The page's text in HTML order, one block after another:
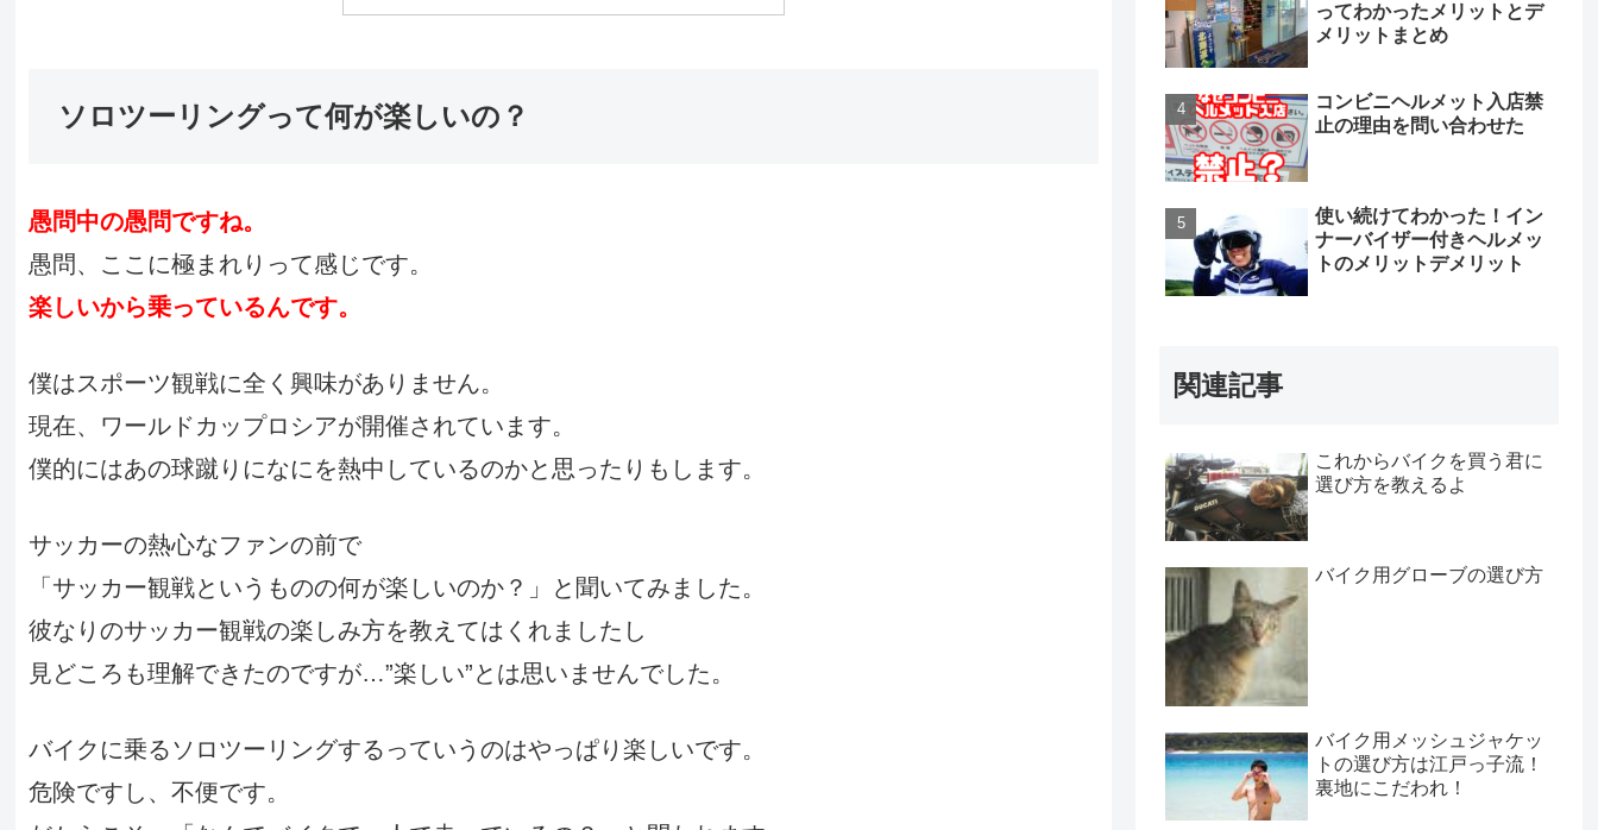
ソロツーリングって何が楽しいの？
愚問中の愚問ですね。
愚問、ここに極まれりって感じです。
楽しいから乗っているんです。
僕はスポーツ観戦に全く興味がありません。
現在、ワールドカップロシアが開催されています。
僕的にはあの球蹴りになにを熱中しているのかと思ったりもします。
サッカーの熱心なファンの前で
「サッカー観戦というものの何が楽しいのか？」と聞いてみました。
彼なりのサッカー観戦の楽しみ方を教えてはくれましたし
見どころも理解できたのですが…”楽しい”とは思いませんでした。
バイクに乗るソロツーリングするっていうのはやっぱり楽しいです。
危険ですし、不便です。
ってわかったメリットとデ
メリットまとめ
コンビニヘルメット入店禁
止の理由を問い合わせた
使い続けてわかった！イン
ナーバイザー付きヘルメッ
トのメリットデメリット
関連記事
これからバイクを買う君に
選び方を教えるよ
バイク用グローブの選び方
バイク用メッシュジャケッ
トの選び方は江戸っ子流！
裏地にこだわれ！